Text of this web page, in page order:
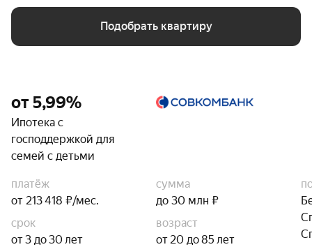
Подобрать квартиру
от 5,99%
Ипотека с
господдержкой для
семей с детьми
платёж
от 213 418 ₽/мес.
сумма
до 30 млн ₽
срок
от 3 до 30 лет
возраст
от 20 до 85 лет